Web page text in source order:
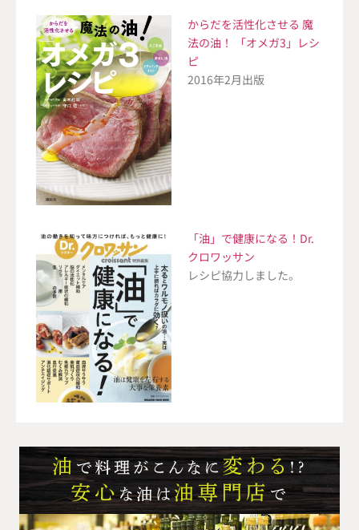
からだを活性化させる 魔
法の油！ 「オメガ3」レシ
ピ
2016年2月出版
「油」で健康になる！Dr.
クロワッサン
レシピ協力しました。